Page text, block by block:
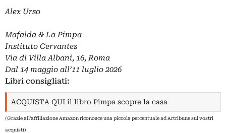
Alex Urso
Mafalda & La Pimpa
Instituto Cervantes
Via di Villa Albani, 16, Roma
Dal 14 maggio all’11 luglio 2026
Libri consigliati:
ACQUISTA QUI il libro Pimpa scopre la casa
(Grazie all'affiliazione Amazon riconosce una piccola percentuale ad Artribune sui vostri
acquisti)